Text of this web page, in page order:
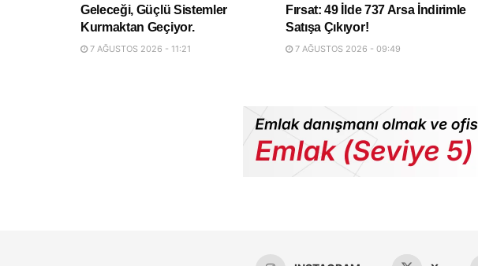
Geleceği, Güçlü Sistemler
Kurmaktan Geçiyor.
7 AĞUSTOS 2026 - 11:21
Fırsat: 49 İlde 737 Arsa İndirimle
Satışa Çıkıyor!
7 AĞUSTOS 2026 - 09:49